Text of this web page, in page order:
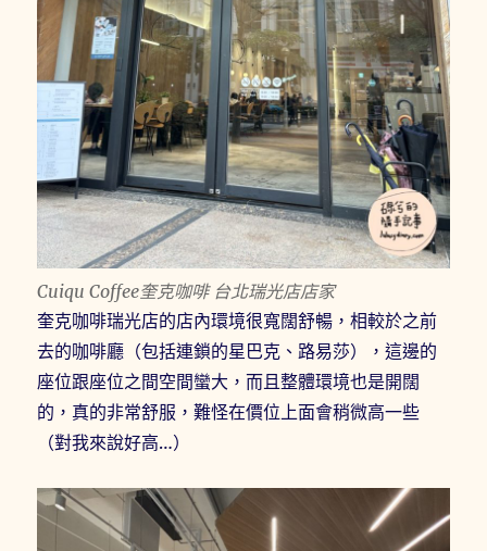
Cuiqu Coffee奎克咖啡 台北瑞光店店家
奎克咖啡瑞光店的店內環境很寬闊舒暢，相較於之前
去的咖啡廳（包括連鎖的星巴克、路易莎），這邊的
座位跟座位之間空間蠻大，而且整體環境也是開闊
的，真的非常舒服，難怪在價位上面會稍微高一些
（對我來說好高…）